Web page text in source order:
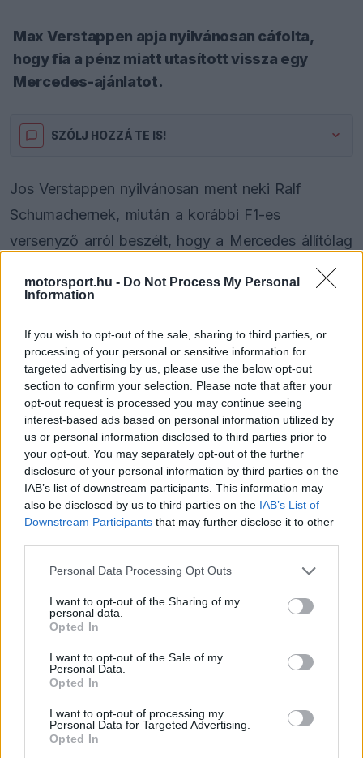
motorsport.hu - Do Not Process My Personal
Information
If you wish to opt-out of the sale, sharing to third parties, or
processing of your personal or sensitive information for
targeted advertising by us, please use the below opt-out
section to confirm your selection. Please note that after your
opt-out request is processed you may continue seeing
interest-based ads based on personal information utilized by
us or personal information disclosed to third parties prior to
your opt-out. You may separately opt-out of the further
disclosure of your personal information by third parties on the
IAB’s list of downstream participants. This information may
also be disclosed by us to third parties on the IAB’s List of
Downstream Participants that may further disclose it to other
Please note that this website/app uses one or more Google
not limited to your visit or usage behaviour. You may click to
grant or deny consent to Google and its third-party tags to
use your data for below specified purposes in below Google
consent section.
Personal Data Processing Opt Outs
I want to opt-out of the Sharing of my
personal data.
Opted In
I want to opt-out of the Sale of my
Personal Data.
Opted In
I want to opt-out of processing my
Personal Data for Targeted Advertising.
Opted In
Max Verstappen apja nyilvánosan cáfolta,
hogy fia a pénz miatt utasított vissza egy
Mercedes-ajánlatot.
SZÓLJ HOZZÁ TE IS!
Jos Verstappen nyilvánosan ment neki Ralf
Schumachernek, miután a korábbi F1-es
versenyző arról beszélt, hogy a Mercedes állítólag
szerződést kínált Max Verstappennek, ő azonban
a pénzügyi feltételek miatt nemet mondott.
ezt a közösségi médiában is egyértelművé tette.
„Ralf, megint téves információkat terjesztesz” –
írta Jos Verstappen.
This
is
modal
The media could not be loaded, either because
the server or network failed or because the format
is not supported.
Schumacher a Backstage Boxengasse podcastban
ajánlatot tett Max Verstappennek. Azt állította, a